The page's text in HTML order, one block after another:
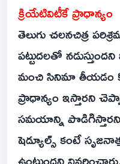
క్రియేటివిటీకే ప్రాధాన్యం
తెలుగు చలనచిత్ర
పట్టుదలతో
మంచి సినిమా తీయడం
ప్రాధాన్యం ఇస్తారని
సమయాన్ని పొడిగిస్తారని
షెడ్యూల్స్ కంటే